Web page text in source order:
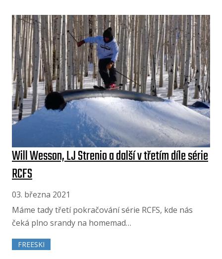
Will Wesson, LJ Strenio a další v třetím díle série
RCFS
03. března 2021
Máme tady třetí pokračování série RCFS, kde nás
čeká plno srandy na homemad…
FREESKI